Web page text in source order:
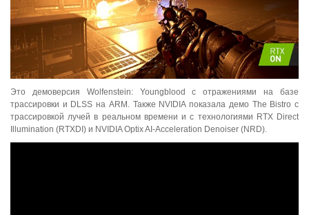
Это демоверсия Wolfenstein: Youngblood с отражениями на базе
трассировки и DLSS на ARM. Также NVIDIA показала демо The Bistro с
трассировкой лучей в реальном времени и с технологиями RTX Direct
Illumination (RTXDI) и NVIDIA Optix AI-Acceleration Denoiser (NRD).